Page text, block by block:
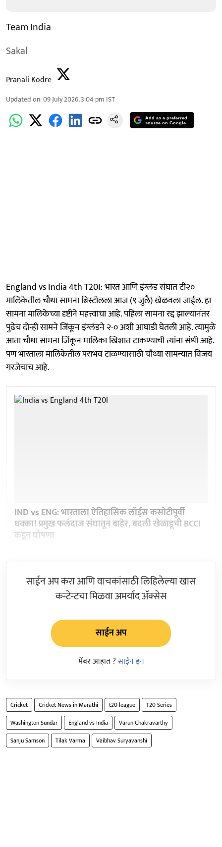
Team India
Sakal
Pranali Kodre
Updated on:09 July 2026, 3:04 pm IST
Add as a preferred
source on Google
England vs India 4th T20I: भारत आणि इंग्लंड संघात टी२०
मालिकेतील चौथा सामना ब्रिस्टोलला आज (९ जुलै) खेळवला जाईल. हा
सामना मालिकेच्या दृष्टीने महत्त्वाचा आहे. पहिला सामना रद्द झाल्यानंतर
पुढेच दोन्ही सामने जिंकून इंग्लंडने २-० अशी आघाडी घेतली आहे. त्यामुळे
आता चौथा सामना जिंकून मालिका खिशात टाकण्याची त्यांना संधी आहे.
पण भारताला मालिकेतील पराभव टाळण्यासाठी चौथ्या सामन्यात विजय
गरजेचाच आहे.
IND vs ENG: भारताला ऐतिहासिक लॉर्ड्स कसोटीपूर्वी
धक्का! प्रमुख फलंदाज संघातून बाहेर, बदली खेळाडूची BCCI
कडून घोषणा
साईन अप करा आणि वाचकांसाठी लिहिलेल्या खास
कन्टेन्टचा मिळवा अमर्याद ॲक्सेस
साईन अप
मेंबर आहात ?साईन इन
Cricket Cricket News in Marathi t20 league
T20 Series
Washington Sundar
England vs India
Varun Chakravarthy
Sanju Samson
Tilak Varma Vaibhav Suryavanshi